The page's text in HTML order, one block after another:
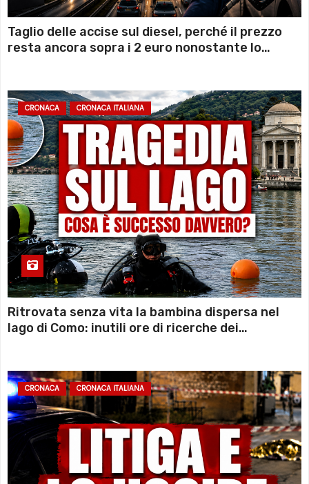
Taglio delle accise sul diesel, perché il prezzo
resta ancora sopra i 2 euro nonostante lo
CRONACA CRONACA ITALIANA
Ritrovata senza vita la bambina dispersa nel
lago di Como: inutili ore di ricerche dei
CRONACA CRONACA ITALIANA